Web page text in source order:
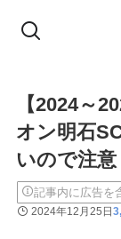
【2024～
オン明石
いので注
記事内に広告を
2024年12月25日